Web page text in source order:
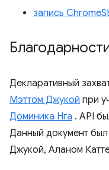
запись
Декларативный
Мэттом Джукой при
Доминика Нга . API
Данный документ
Джукой, Аланом